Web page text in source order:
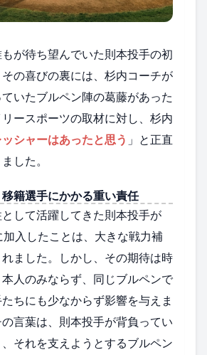
が待ち望んでいた則本投手の初
の喜びの裏には、杉内コーチが
いたブルペン陣の葛藤があった
ースポーツの取材に対し、杉内
シャーはあったと思う 」と正直
した。
籍選手にかかる重い責任
して活躍してきた則本投手が
加入したことは、大きな戦力補
ました。しかし、その期待は時
人のみならず、同じブルペンで
ちにも少なからず影響を与えま
言葉は、則本投手が背負ってい
それを支えようとするブルペン